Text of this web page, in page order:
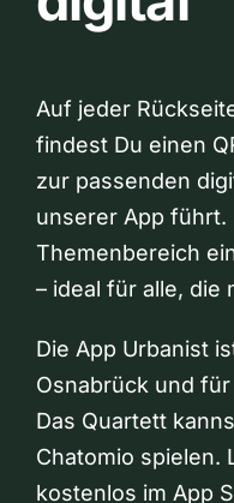
Auf jeder
findest Du einen
zur passenden
unserer App führt.
Themenbereich
– ideal für alle, die
Die App Urbanist
Osnabrück und
Das Quartett
Chatomio spielen.
kostenlos im App